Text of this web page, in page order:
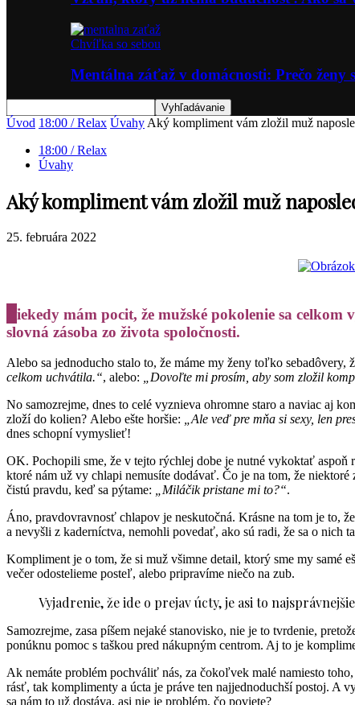
Chvíľka so sebou
Mentálna záťaž v domácnosti: Prečo ženy
Úvod 18:00 / Relax Úvahy Aký kompliment vám zložil muž
18:00 / Relax
Úvahy
Aký kompliment vám zložil muž
25. februára 2022
iekedy mám pocit, že mužské pokolenie sa
slovná zásoba zo života spoločnosti.
Alebo sa jednoducho stalo to, že máme my ženy toľko sebadôvery,
celkom uchvátila.“, alebo:
„Dovoľte mi prosím, aby som zložil
No samozrejme, dnes to celé vyznieva ohromne staro a naviac aj
zloží do kolien? Alebo ešte horšie: „Ale veď pre mňa si sexy, len
dnes schopní vymyslieť!
OK. Pochopili sme, že v tejto rýchlej dobe je nutné vykoktať aspoň
ktoré nám už vy chlapi nemusíte dodávať. Čo je na tom, že
čistú pravdu, keď sa pýtame:
„Miláčik pristane mi to?“.
Áno, pravdovravnosť chlapov je neskutočná. Krásne na tom je to,
a nevyšli z kaderníctva, nemohli povedať, ako sú radi, že sa o nich
Kompliment je o tom, že si muž všimne detail, ktorý sme my samé
večer odostelieme posteľ, alebo pripravíme niečo na zub.
Vyjadrenie, že ide o prejav úcty, je asi to
Samozrejme, zasa píšem nejaké stanovisko, nie je to tvrdenie,
ponúknu pomoc s taškou pred nákupným centrom. Aj to je
Ak nemáte problém pochváliť nás, za čokoľvek malé namiesto
rásť, tak komplimenty a úcta je práve ten najjednoduchší postoj. A
sa nám to už dostáva, asi nie je problém, čo poviete?